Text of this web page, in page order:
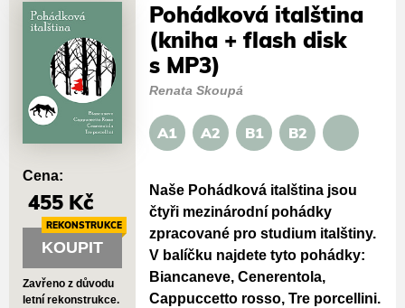
Pohádková italština
(kniha + flash disk
s MP3)
Renata Skoupá
A1 A2 B1 B2
Naše Pohádková italština jsou
čtyři mezinárodní pohádky
zpracované pro studium italštiny.
V balíčku najdete tyto pohádky:
Biancaneve, Cenerentola,
Cappuccetto rosso, Tre porcellini.
Cena:
455 Kč
KOUPIT
REKONSTRUKCE
Zavřeno z důvodu
letní rekonstrukce.